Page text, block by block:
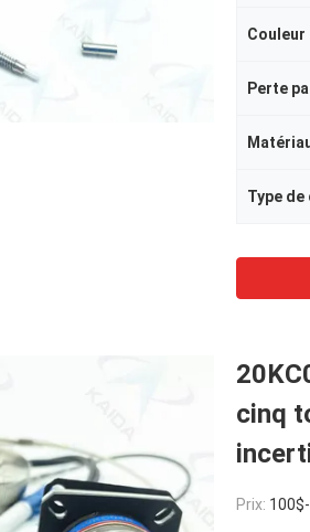
Couleur
Type de
cinq
Prix: